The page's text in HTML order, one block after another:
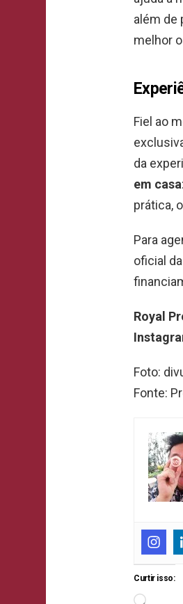
além de
melhor
Fiel ao
da
em casa
prática,
Para
oficial
Royal
Foto:
Fonte:
Curtir isso: